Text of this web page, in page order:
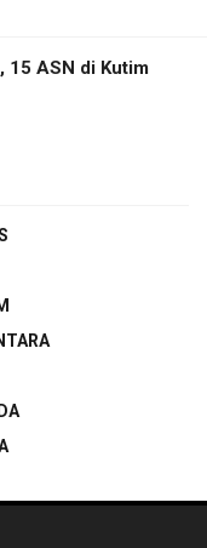
15 ASN di Kutim